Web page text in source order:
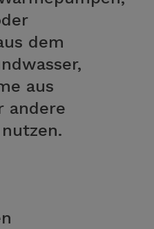
dem
aus
andere